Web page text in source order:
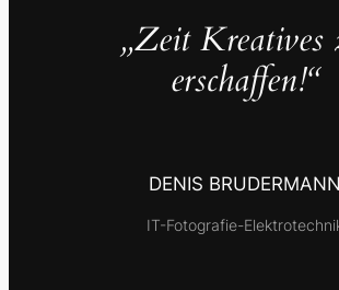
„Zeit Kreatives
erschaffen!“
DENIS BRUDERMANN
IT-Fotografie-